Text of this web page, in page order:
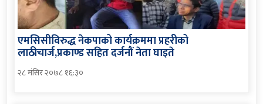
एमसिसीविरुद्ध नेकपाको कार्यक्रममा प्रहरीको
लाठीचार्ज,प्रकाण्ड सहित दर्जनौं नेता घाइते
२८ मंसिर २०७८ १६:३०